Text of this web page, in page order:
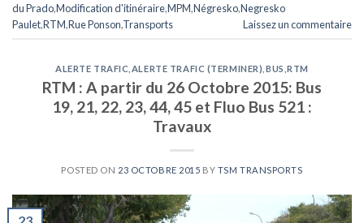
du Prado,Modification d'itinéraire,MPM,Négresko,Negresko
Paulet,RTM,Rue Ponson,Transports Laissez un commentaire
ALERTE TRAFIC ALERTE TRAFIC (TERMINER) BUS ,RTM
RTM : A partir du 26 Octobre 2015: Bus
19, 21, 22, 23, 44, 45 et Fluo Bus 521 :
Travaux
POSTED ON 23 OCTOBRE 2015 BY TSM TRANSPORTS